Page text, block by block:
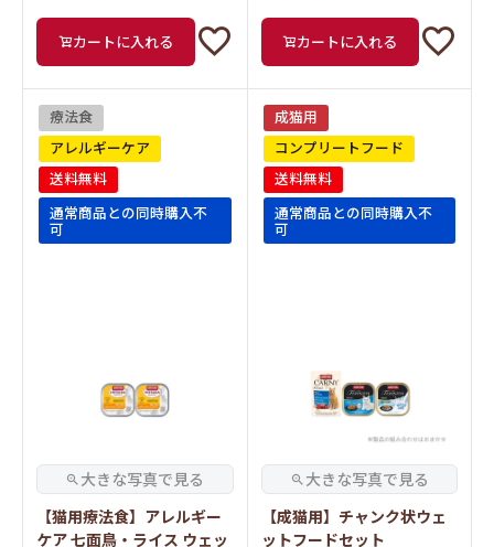
カートに入れる カートに入れる
療法食
アレルギーケア
送料無料
通常商品との同時購入不
可
【猫用療法食】アレルギー
ケア 七面鳥・ライス ウェッ
成猫用
コンプリートフード
送料無料
通常商品との同時購入不
可
【成猫用】チャンク状ウェ
ットフードセット